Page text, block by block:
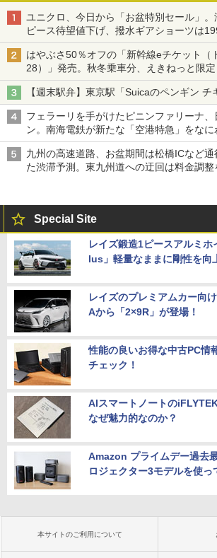
ユニクロ、今日から「お盆特別セール」
ピース待望値下げ、撥水ギアショーツは
はやぶさ50％オフの「新幹線eチケット（
28）」発売。秋冬乗車分、えきねっと限定
【週末駅弁】東京駅「Suicaのペンギン チ
フェラーリを手がけたピニンファリーナ
ン。南海電鉄が新たな「空港特急」をなに
九州の高速道路、お盆期間は松橋ICなど
た渋滞予測。東九州道への迂回は料金調整
Special Site
レイズ鍛造1ピースアルミ
lus」軽量なままに剛性を向
レイズのプレミアムカー向
Aから「2×9R」が登場！
性能の良いお得な中古PC情
チェック！
AIスマートノートの
なぜ魅力的なのか？
Amazon プライムデー過去
ロジェクター3モデルを使っ
本サイトのご利用について